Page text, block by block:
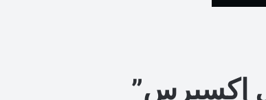
إل إكسبرس”